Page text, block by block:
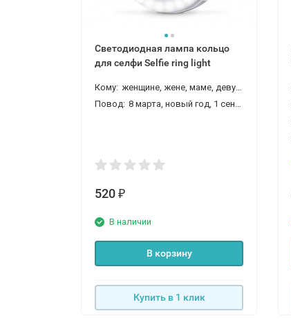
Светодиодная лампа кольцо
для селфи Selfie ring light
Кому: женщине, жене, маме, девушке, любимой, девочке, дочке, внучке, подруге
Повод: 8 марта, новый год, 1 сентября (день знаний)
520 ₽
В наличии
В корзину
Купить в 1 клик